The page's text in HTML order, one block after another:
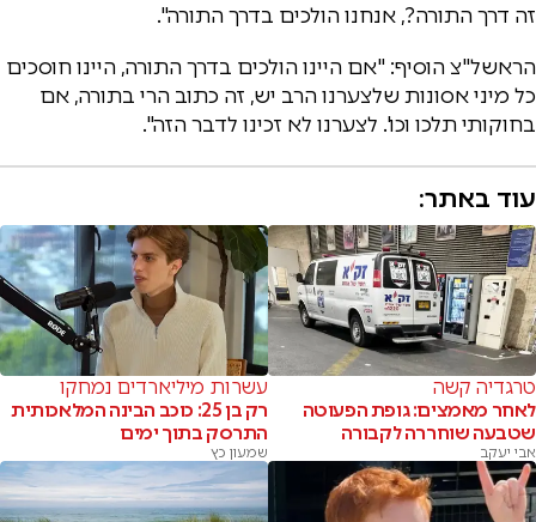
זה דרך התורה?, אנחנו הולכים בדרך התורה".
הראשל"צ הוסיף: "אם היינו הולכים בדרך התורה, היינו חוסכים
כל מיני אסונות שלצערנו הרב יש, זה כתוב הרי בתורה, אם
בחוקותי תלכו וכו'. לצערנו לא זכינו לדבר הזה".
עוד באתר:
טרגדיה קשה
לאחר מאמצים: גופת הפעוטה
שטבעה שוחררה לקבורה
אבי יעקב
עשרות מיליארדים נמחקו
רק בן 25: כוכב הבינה המלאכותית
התרסק בתוך ימים
שמעון כץ